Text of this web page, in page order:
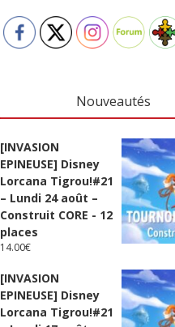
Nouveautés
[INVASION
EPINEUSE] Disney
Lorcana Tigrou!#21
– Lundi 24 août –
Construit CORE - 12
places
14.00€
[INVASION
EPINEUSE] Disney
Lorcana Tigrou!#21